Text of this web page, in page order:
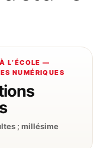
L’ÉCOLE —
NUMÉRIQUES
; millésime